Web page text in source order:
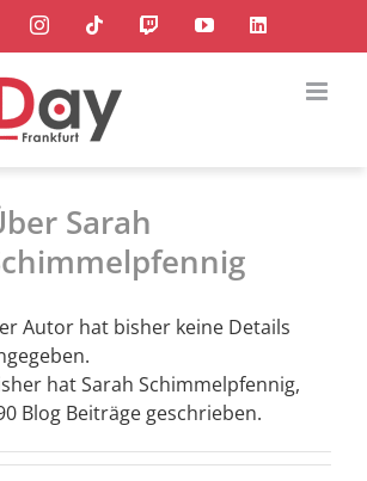
InstagramTiktok TwitchYouTubeLinkedIn
Sarah
Autor hat bisher keine Details
hat Sarah Schimmelpfennig,
Blog Beiträge geschrieben.